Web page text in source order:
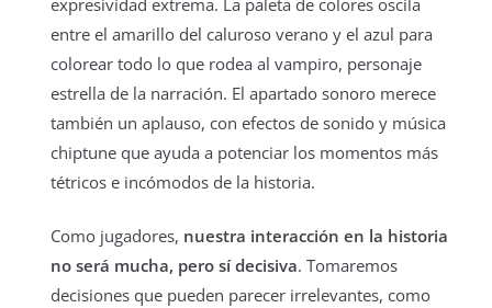
entre el amarillo del caluroso verano y el azul para
colorear todo lo que rodea al vampiro, personaje
estrella de la narración. El apartado sonoro merece
también un aplauso, con efectos de sonido y música
chiptune que ayuda a potenciar los momentos más
tétricos e incómodos de la historia.
Como jugadores, nuestra interacción en la historia
no será mucha, pero sí decisiva. Tomaremos
decisiones que pueden parecer irrelevantes, como